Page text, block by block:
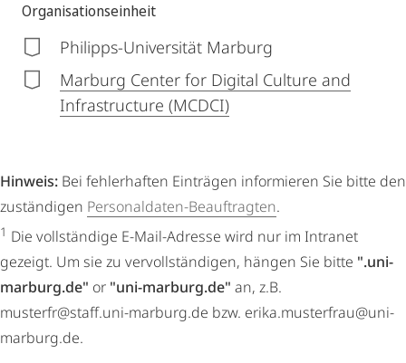
Organisationseinheit
Philipps-Universität Marburg
Marburg Center for Digital Culture and
Infrastructure (MCDCI)
Hinweis: Bei fehlerhaften Einträgen informieren Sie bitte den
zuständigen Personaldaten-Beauftragten.
1 Die vollständige E-Mail-Adresse wird nur im Intranet
gezeigt. Um sie zu vervollständigen, hängen Sie bitte ".uni-
marburg.de" or "uni-marburg.de" an, z.B.
musterfr@staff.uni-marburg.de bzw. erika.musterfrau@uni-
marburg.de.